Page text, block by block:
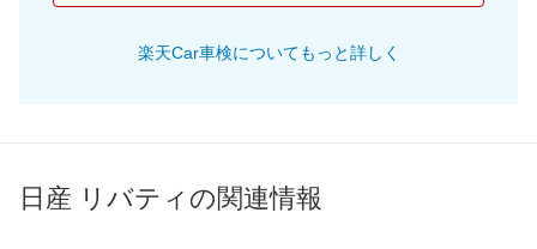
61,070
66,610
楽天Car車検についてもっと詳しく
日産 リバティの関連情報